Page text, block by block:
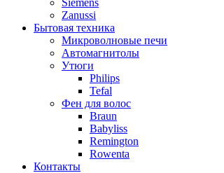
Siemens
Zanussi
Бытовая техника
Микроволновые печи
Автомагнитолы
Утюги
Philips
Tefal
Фен для волос
Braun
Babyliss
Remington
Rowenta
Контакты